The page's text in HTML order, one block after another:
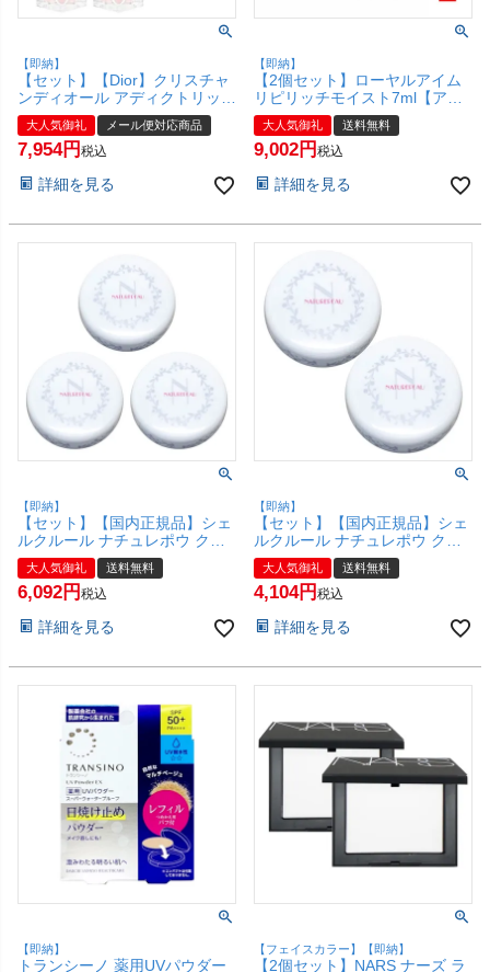
【即納】
【セット】【Dior】クリスチャ
ンディオール アディクトリップ
マキシマイザー ×2本 6ml
#001【リップグロス/リップ プ
ランパー】【メール便対応商
大人気御礼 メール便対応商品
7,954 税込
詳細を見る
【即納】
【2個セット】ローヤルアイム
リピリッチモイスト7ml【アイ
プチ】 ローヤル化研【宅配便送
料無料】 (6000776-set2)
大人気御礼 送料無料
9,002 税込
詳細を見る
【即納】
【セット】【国内正規品】シェ
ルクルール ナチュレポウ クリ
アパウダー 10g×3個【まとめ買
い 3個セット】【宅配便送料無
料】(6044194-set2)
大人気御礼 送料無料
6,092 税込
詳細を見る
【即納】
【セット】【国内正規品】シェ
ルクルール ナチュレポウ クリ
アパウダー 10g×2個【まとめ買
い 2個セット】【宅配便送料無
料】(6044194-set1)
大人気御礼 送料無料
4,104 税込
詳細を見る
【即納】
トランシーノ 薬用UVパウダー
【フェイスカラー】【即納】
【2個セット】NARS ナーズ ラ